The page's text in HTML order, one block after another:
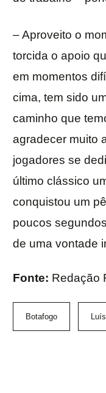
– Aproveito o
torcida o apoio
em momentos
cima, tem sido
caminho que
agradecer muito
jogadores se
último clássico
conquistou um
poucos
de uma vontade
Fonte: Redação
Botafogo